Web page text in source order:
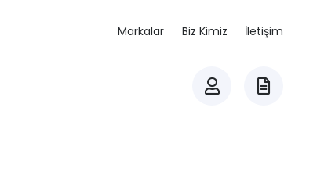
Markalar Biz Kimiz İletişim